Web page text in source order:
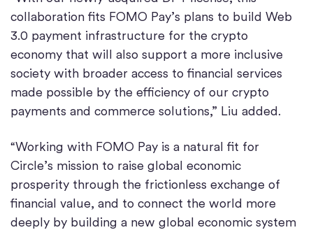
collaboration fits FOMO Pay’s plans to build Web
3.0 payment infrastructure for the crypto
economy that will also support a more inclusive
society with broader access to financial services
made possible by the efficiency of our crypto
payments and commerce solutions,” Liu added.
“Working with FOMO Pay is a natural fit for
Circle’s mission to raise global economic
prosperity through the frictionless exchange of
financial value, and to connect the world more
deeply by building a new global economic system